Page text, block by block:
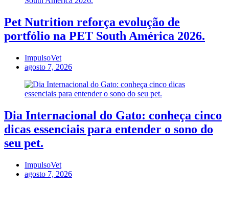
Pet Nutrition reforça evolução de
portfólio na PET South América 2026.
ImpulsoVet
agosto 7, 2026
Dia Internacional do Gato: conheça cinco
dicas essenciais para entender o sono do
seu pet.
ImpulsoVet
agosto 7, 2026